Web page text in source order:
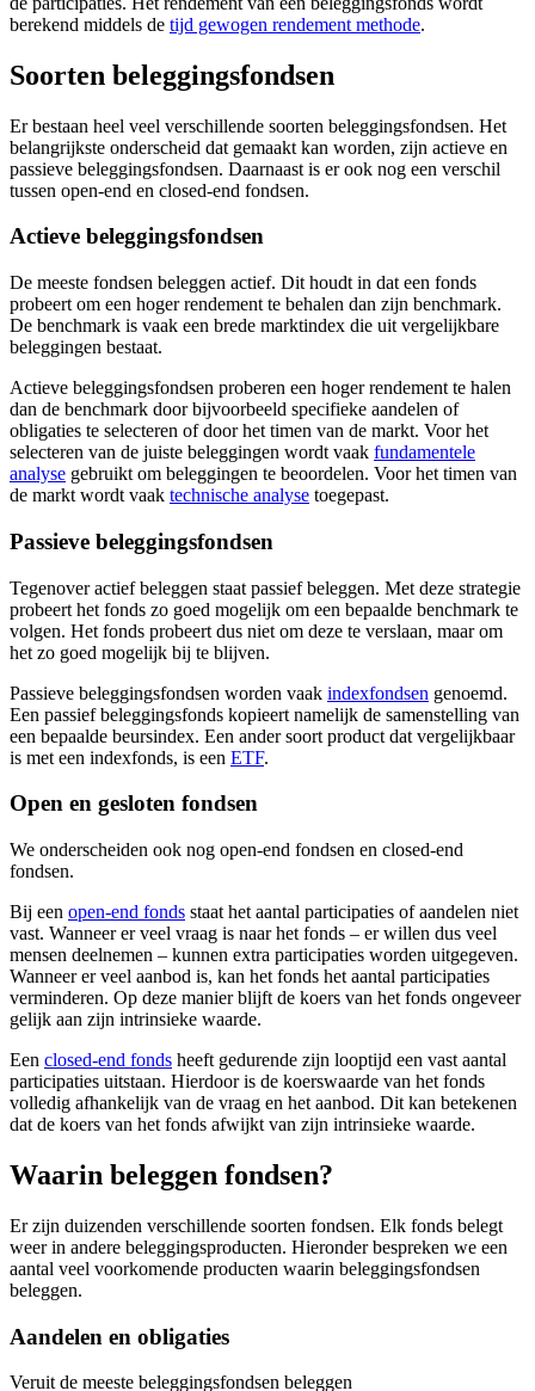
berekend middels de tijd gewogen rendement methode.
Soorten beleggingsfondsen
Er bestaan heel veel verschillende soorten beleggingsfondsen. Het
belangrijkste onderscheid dat gemaakt kan worden, zijn actieve en
passieve beleggingsfondsen. Daarnaast is er ook nog een verschil
tussen open-end en closed-end fondsen.
Actieve beleggingsfondsen
De meeste fondsen beleggen actief. Dit houdt in dat een fonds
probeert om een hoger rendement te behalen dan zijn benchmark.
De benchmark is vaak een brede marktindex die uit vergelijkbare
beleggingen bestaat.
Actieve beleggingsfondsen proberen een hoger rendement te halen
dan de benchmark door bijvoorbeeld specifieke aandelen of
obligaties te selecteren of door het timen van de markt. Voor het
selecteren van de juiste beleggingen wordt vaak fundamentele
analyse gebruikt om beleggingen te beoordelen. Voor het timen van
de markt wordt vaak technische analyse toegepast.
Passieve beleggingsfondsen
Tegenover actief beleggen staat passief beleggen. Met deze strategie
probeert het fonds zo goed mogelijk om een bepaalde benchmark te
volgen. Het fonds probeert dus niet om deze te verslaan, maar om
het zo goed mogelijk bij te blijven.
Passieve beleggingsfondsen worden vaak indexfondsen genoemd.
Een passief beleggingsfonds kopieert namelijk de samenstelling van
een bepaalde beursindex. Een ander soort product dat vergelijkbaar
is met een indexfonds, is een ETF.
Open en gesloten fondsen
We onderscheiden ook nog open-end fondsen en closed-end
fondsen.
Bij een open-end fonds staat het aantal participaties of aandelen niet
vast. Wanneer er veel vraag is naar het fonds – er willen dus veel
mensen deelnemen – kunnen extra participaties worden uitgegeven.
Wanneer er veel aanbod is, kan het fonds het aantal participaties
verminderen. Op deze manier blijft de koers van het fonds ongeveer
gelijk aan zijn intrinsieke waarde.
Een closed-end fonds heeft gedurende zijn looptijd een vast aantal
participaties uitstaan. Hierdoor is de koerswaarde van het fonds
volledig afhankelijk van de vraag en het aanbod. Dit kan betekenen
dat de koers van het fonds afwijkt van zijn intrinsieke waarde.
Waarin beleggen fondsen?
Er zijn duizenden verschillende soorten fondsen. Elk fonds belegt
weer in andere beleggingsproducten. Hieronder bespreken we een
aantal veel voorkomende producten waarin beleggingsfondsen
beleggen.
Aandelen en obligaties
Veruit de meeste beleggingsfondsen beleggen